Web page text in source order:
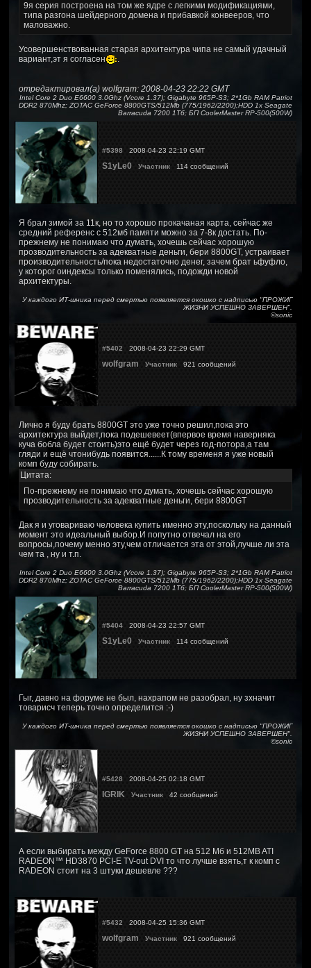
9я серия построена на том же ядре с легкими модификациями,
типа разгона шейдерного домена и прибавкой конвееров, что
маловажно.
Усовершенствованная старая архитектура чипа не самый удачный
вариант,эт я согласен
.
отредактировал(а) wolfgram: 2008-04-23 22:22 GMT
Intel Core 2 Duo E6600 3.0Ghz (Vcore 1.37); Gigabyte 965P-S3; 2*1Gb RAM Patriot
DDR2 870Mhz; ZOTAC GeForce 8800GTS/512Mb (775/1962/2200);HDD 1x Seagate
Barracuda 7200 1Тб; БП CoolerMaster RP-500(500W)
#5398 2008-04-23 22:19 GMT
S1yLe0 Участник 114 сообщений
Я брал зимой за 11к, но то хорошо прокачаная карта, сейчас же
средний референс с 512мб памяти можно за 7-8к достать. По-
прежнему не понимаю что думать, хочешь сейчас хорошую
прозводительность за адекватные деньги, бери 8800GT, устраивает
производительность/пока недостаточно денег, зачем брат ьфуфло,
у которог оиндексы только поменялись, подожди новой
архитектуры.
У каждого ИТ-шника перед смертью появляется окошко с надписью "ПРОЖИГ
ЖИЗНИ УСПЕШНО ЗАВЕРШЕН".
©sonic
#5402 2008-04-23 22:29 GMT
wolfgram Участник 921 сообщений
Лично я буду брать 8800GT это уже точно решил,пока это
архитектура выйдет,пока подешевеет(впервое время наверняка
куча бобла будет стоить)это ещё будет через год-потора,а там
гляди и ещё чтонибудь появится......К тому временя я уже новый
комп буду собирать.
Цитата:
По-прежнему не понимаю что думать, хочешь сейчас хорошую
прозводительность за адекватные деньги, бери 8800GT
Дак я и уговариваю человека купить именно эту,поскольку на данный
момент это идеальный выбор.И попутно отвечал на его
вопросы,почему менно эту,чем отличается эта от этой,лучше ли эта
чем та , ну и т.п.
Intel Core 2 Duo E6600 3.0Ghz (Vcore 1.37); Gigabyte 965P-S3; 2*1Gb RAM Patriot
DDR2 870Mhz; ZOTAC GeForce 8800GTS/512Mb (775/1962/2200);HDD 1x Seagate
Barracuda 7200 1Тб; БП CoolerMaster RP-500(500W)
#5404 2008-04-23 22:57 GMT
S1yLe0 Участник 114 сообщений
Гыг, давно на форуме не был, нахрапом не разобрал, ну зхначит
товарисч теперь точно определится :-)
У каждого ИТ-шника перед смертью появляется окошко с надписью "ПРОЖИГ
ЖИЗНИ УСПЕШНО ЗАВЕРШЕН".
©sonic
#5428 2008-04-25 02:18 GMT
IGRIK Участник 42 сообщений
А если выбирать между GeForce 8800 GT на 512 Мб и 512MB ATI
RADEON™ HD3870 PCI-E TV-out DVI то что лучше взять,т к комп с
RADEON стоит на 3 штуки дешевле ???
#5432 2008-04-25 15:36 GMT
wolfgram Участник 921 сообщений